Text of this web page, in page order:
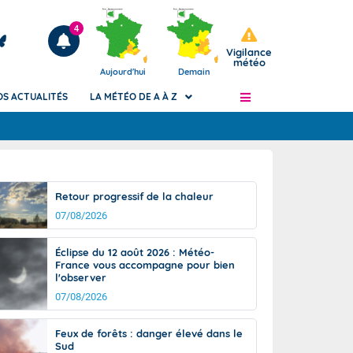
Articles
4
Aujourd'hui Demain
Vigilance
météo
de
Phénomènes dangereux de J+2 à J+7
Avertissement pluies intenses à l'échelle
des communes (Apic)
Bulletins Marine
Bulletins d'estimation du risque
d'avalanche
Météo des forêts
Vigicrues
ACTUALITÉS LA MÉTÉO DE A À Z
Retour progressif de la chaleur
07/08/2026
Éclipse du 12 août 2026 : Météo-
France vous accompagne pour bien
l'observer
07/08/2026
Feux de forêts : danger élevé dans le
Sud